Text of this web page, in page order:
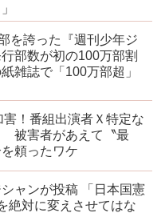
を誇った『週刊少年ジ
部数が初の100万部割
誌で「100万部超」
害！番組出演者Ｘ特定な
被害者があえて〝最
頼ったワケ
ャンが投稿 「日本国憲
絶対に変えさせてはな